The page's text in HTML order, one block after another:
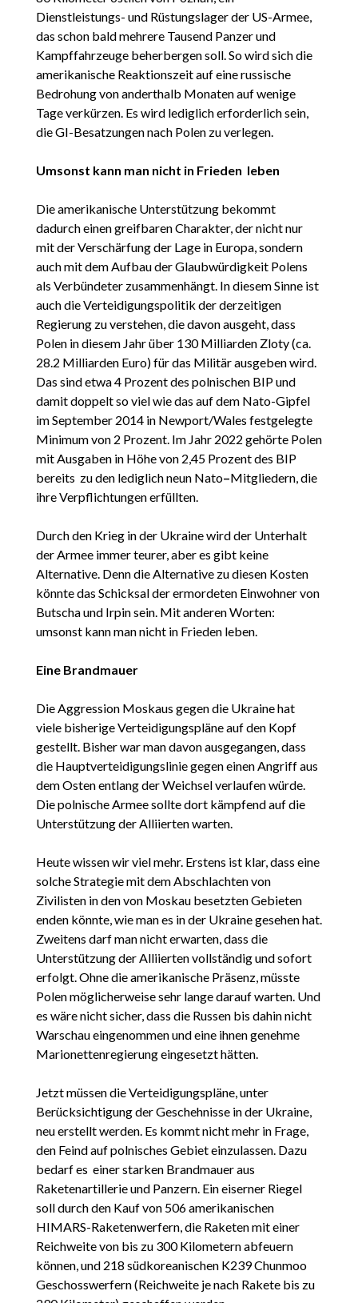
Dienstleistungs- und Rüstungslager der US-Armee,
das schon bald mehrere Tausend Panzer und
Kampffahrzeuge beherbergen soll. So wird sich die
amerikanische Reaktionszeit auf eine russische
Bedrohung von anderthalb Monaten auf wenige
Tage verkürzen. Es wird lediglich erforderlich sein,
die GI-Besatzungen nach Polen zu verlegen.
Umsonst kann man nicht in Frieden leben
Die amerikanische Unterstützung bekommt
dadurch einen greifbaren Charakter, der nicht nur
mit der Verschärfung der Lage in Europa, sondern
auch mit dem Aufbau der Glaubwürdigkeit Polens
als Verbündeter zusammenhängt. In diesem Sinne ist
auch die Verteidigungspolitik der derzeitigen
Regierung zu verstehen, die davon ausgeht, dass
Polen in diesem Jahr über 130 Milliarden Zloty (ca.
28.2 Milliarden Euro) für das Militär ausgeben wird.
Das sind etwa 4 Prozent des polnischen BIP und
damit doppelt so viel wie das auf dem Nato-Gipfel
im September 2014 in Newport/Wales festgelegte
Minimum von 2 Prozent. Im Jahr 2022 gehörte Polen
mit Ausgaben in Höhe von 2,45 Prozent des BIP
bereits zu den lediglich neun Nato–Mitgliedern, die
ihre Verpflichtungen erfüllten.
Durch den Krieg in der Ukraine wird der Unterhalt
der Armee immer teurer, aber es gibt keine
Alternative. Denn die Alternative zu diesen Kosten
könnte das Schicksal der ermordeten Einwohner von
Butscha und Irpin sein. Mit anderen Worten:
umsonst kann man nicht in Frieden leben.
Eine Brandmauer
Die Aggression Moskaus gegen die Ukraine hat
viele bisherige Verteidigungspläne auf den Kopf
gestellt. Bisher war man davon ausgegangen, dass
die Hauptverteidigungslinie gegen einen Angriff aus
dem Osten entlang der Weichsel verlaufen würde.
Die polnische Armee sollte dort kämpfend auf die
Unterstützung der Alliierten warten.
Heute wissen wir viel mehr. Erstens ist klar, dass eine
solche Strategie mit dem Abschlachten von
Zivilisten in den von Moskau besetzten Gebieten
enden könnte, wie man es in der Ukraine gesehen hat.
Zweitens darf man nicht erwarten, dass die
Unterstützung der Alliierten vollständig und sofort
erfolgt. Ohne die amerikanische Präsenz, müsste
Polen möglicherweise sehr lange darauf warten. Und
es wäre nicht sicher, dass die Russen bis dahin nicht
Warschau eingenommen und eine ihnen genehme
Marionettenregierung eingesetzt hätten.
Jetzt müssen die Verteidigungspläne, unter
Berücksichtigung der Geschehnisse in der Ukraine,
neu erstellt werden. Es kommt nicht mehr in Frage,
den Feind auf polnisches Gebiet einzulassen. Dazu
bedarf es einer starken Brandmauer aus
Raketenartillerie und Panzern. Ein eiserner Riegel
soll durch den Kauf von 506 amerikanischen
HIMARS-Raketenwerfern, die Raketen mit einer
Reichweite von bis zu 300 Kilometern abfeuern
können, und 218 südkoreanischen K239 Chunmoo
Geschosswerfern (Reichweite je nach Rakete bis zu